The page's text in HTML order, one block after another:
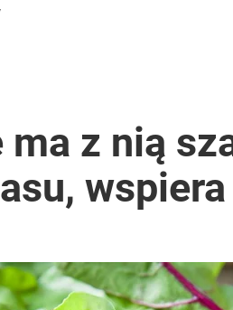
z nią